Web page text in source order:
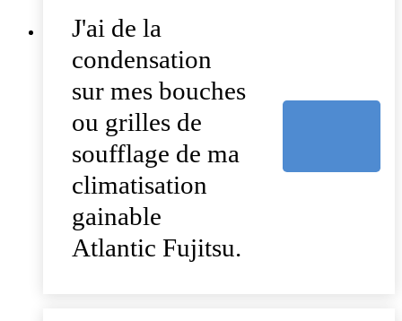
J'ai de la
condensation
sur mes bouches
ou grilles de
soufflage de ma
climatisation
gainable
Atlantic Fujitsu.